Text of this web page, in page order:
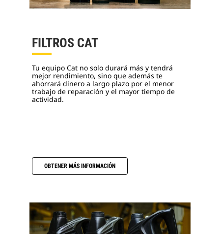
FILTROS CAT
Tu equipo Cat no solo durará más y tendrá
mejor rendimiento, sino que además te
ahorrará dinero a largo plazo por el menor
trabajo de reparación y el mayor tiempo de
actividad.
OBTENER MÁS INFORMACIÓN